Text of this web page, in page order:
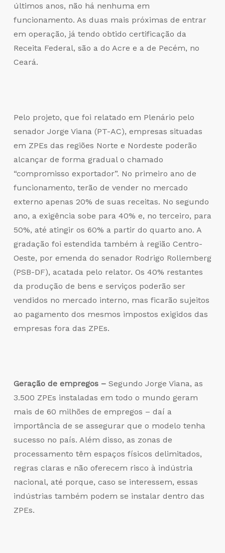
últimos anos, não há nenhuma em
funcionamento. As duas mais próximas de entrar
em operação, já tendo obtido certificação da
Receita Federal, são a do Acre e a de Pecém, no
Ceará.
Pelo projeto, que foi relatado em Plenário pelo
senador Jorge Viana (PT-AC), empresas situadas
em ZPEs das regiões Norte e Nordeste poderão
alcançar de forma gradual o chamado
“compromisso exportador”. No primeiro ano de
funcionamento, terão de vender no mercado
externo apenas 20% de suas receitas. No segundo
ano, a exigência sobe para 40% e, no terceiro, para
50%, até atingir os 60% a partir do quarto ano. A
gradação foi estendida também à região Centro-
Oeste, por emenda do senador Rodrigo Rollemberg
(PSB-DF), acatada pelo relator. Os 40% restantes
da produção de bens e serviços poderão ser
vendidos no mercado interno, mas ficarão sujeitos
ao pagamento dos mesmos impostos exigidos das
empresas fora das ZPEs.
Geração de empregos – Segundo Jorge Viana, as
3.500 ZPEs instaladas em todo o mundo geram
mais de 60 milhões de empregos – daí a
importância de se assegurar que o modelo tenha
sucesso no país. Além disso, as zonas de
processamento têm espaços físicos delimitados,
regras claras e não oferecem risco à indústria
nacional, até porque, caso se interessem, essas
indústrias também podem se instalar dentro das
ZPEs.